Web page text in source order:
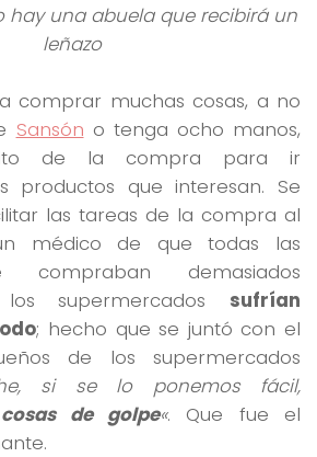
hay una abuela que recibirá un
leñazo
comprar muchas cosas, a no
Sansón o tenga ocho manos,
de la compra para ir
productos que interesan. Se
las tareas de la compra al
médico de que todas las
compraban demasiados
supermercados sufrían
; hecho que se juntó con el
de los supermercados
si se lo ponemos fácil,
de golpe«. Que fue el